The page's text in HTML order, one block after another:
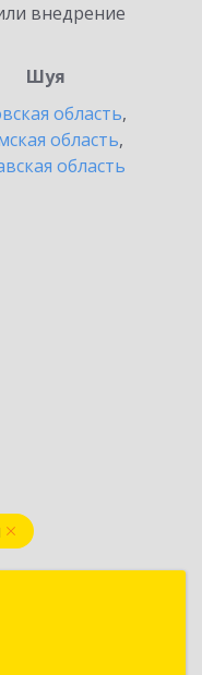
внедрение
Шуя
область,
область,
область
р-н, Шуя г,